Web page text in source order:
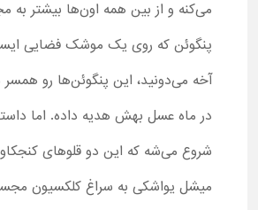
می‌کنه و از بین همه اون‌ها بیشتر به
پنگوئن که روی یک موشک فضایی
آخه می‌دونید، این پنگوئن‌ها رو همسر
در ماه عسل بهش هدیه داده. اما
شروع می‌شه که این دو قلوهای
میشل یواشکی به سراغ کلکسیون